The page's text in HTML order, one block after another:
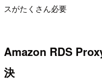
スがたくさん必要
Amazon RDS
決